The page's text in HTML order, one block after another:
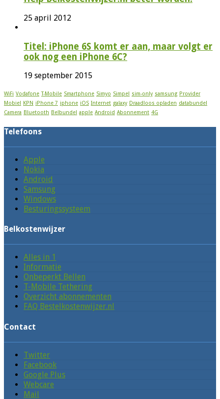
25 april 2012
Titel: iPhone 6S komt er aan, maar volgt er
ook nog een iPhone 6C?
19 september 2015
WiFi Vodafone T-Mobile Smartphone Simyo Simpel sim-only samsung Provider
Mobiel
KPN iPhone 7 iphone iOS Internet galaxy Draadloos opladen databundel
Camera Bluetooth Belbundel apple Android Abonnement 4G
Telefoons
Apple
Nokia
Android
Samsung
Windows
Besturingssysteem
Belkostenwijzer
Alles in 1
Informatie
Onbeperkt Bellen
T-Mobile Tethering
Overzicht abonnementen
FAQ Bestelkostenwijzer.nl
Contact
Twitter
Facebook
Google Plus
Webcare
Mail